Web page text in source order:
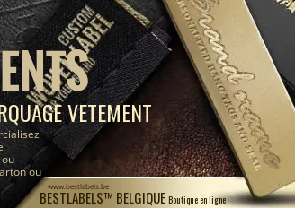
BESTLABELS™ BELGIQUE Boutique en ligne
www.bestlabels.be
VETEMENT
ou